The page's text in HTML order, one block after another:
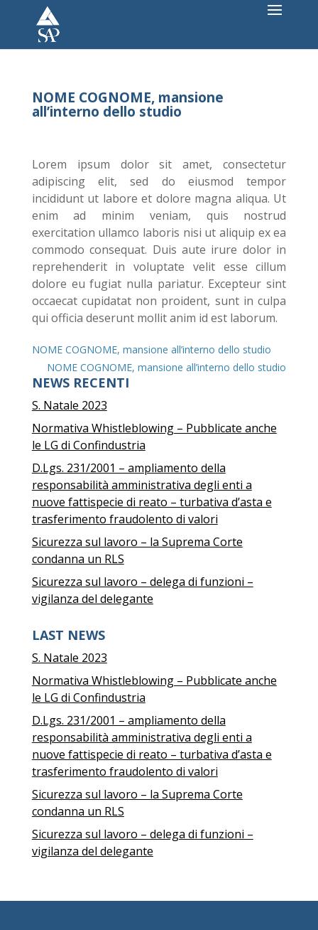
NOME COGNOME, mansione
all’interno dello studio
Lorem ipsum dolor sit amet, consectetur
adipiscing elit, sed do eiusmod tempor
incididunt ut labore et dolore magna aliqua. Ut
enim ad minim veniam, quis nostrud
exercitation ullamco laboris nisi ut aliquip ex ea
commodo consequat. Duis aute irure dolor in
reprehenderit in voluptate velit esse cillum
dolore eu fugiat nulla pariatur. Excepteur sint
occaecat cupidatat non proident, sunt in culpa
qui officia deserunt mollit anim id est laborum.
NOME COGNOME, mansione all’interno dello studio
NOME COGNOME, mansione all’interno dello studio
NEWS RECENTI
S. Natale 2023
Normativa Whistleblowing – Pubblicate anche
le LG di Confindustria
D.Lgs. 231/2001 – ampliamento della
responsabilità amministrativa degli enti a
nuove fattispecie di reato – turbativa d’asta e
trasferimento fraudolento di valori
Sicurezza sul lavoro – la Suprema Corte
condanna un RLS
Sicurezza sul lavoro – delega di funzioni –
vigilanza del delegante
LAST NEWS
S. Natale 2023
Normativa Whistleblowing – Pubblicate anche
le LG di Confindustria
D.Lgs. 231/2001 – ampliamento della
responsabilità amministrativa degli enti a
nuove fattispecie di reato – turbativa d’asta e
trasferimento fraudolento di valori
Sicurezza sul lavoro – la Suprema Corte
condanna un RLS
Sicurezza sul lavoro – delega di funzioni –
vigilanza del delegante